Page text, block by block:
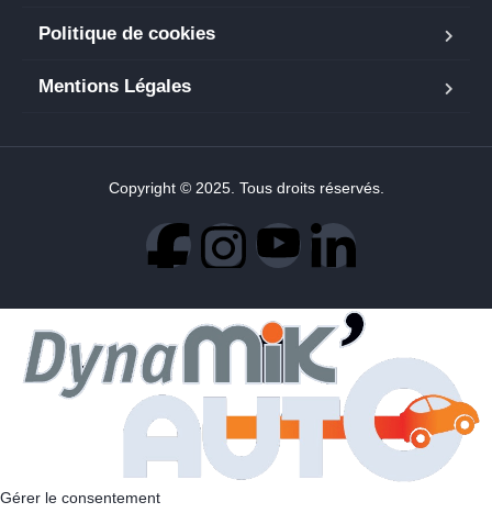
Politique de cookies
Mentions Légales
Copyright © 2025. Tous droits réservés.
Gérer le consentement